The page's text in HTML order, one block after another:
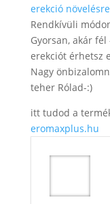
erekció
Rendkívüli
Gyorsan, akár
erekciót érhetsz
Nagy
teher Rólad-:)
itt tudod a
eromaxplus.hu